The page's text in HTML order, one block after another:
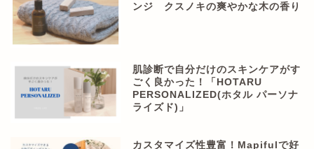
ンジ クスノキの爽やかな木の香り
肌診断で自分だけのスキンケアがす
ごく良かった！「HOTARU
PERSONALIZED(ホタル パーソナ
ライズド)」
カスタマイズ性豊富！Mapifulで好